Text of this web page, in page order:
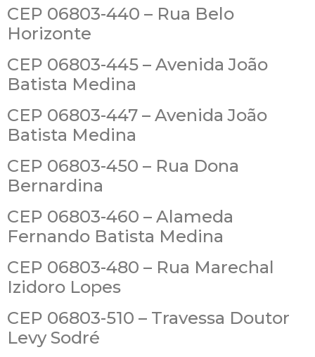
CEP 06803-440 – Rua Belo
Horizonte
CEP 06803-445 – Avenida João
Batista Medina
CEP 06803-447 – Avenida João
Batista Medina
CEP 06803-450 – Rua Dona
Bernardina
CEP 06803-460 – Alameda
Fernando Batista Medina
CEP 06803-480 – Rua Marechal
Izidoro Lopes
CEP 06803-510 – Travessa Doutor
Levy Sodré